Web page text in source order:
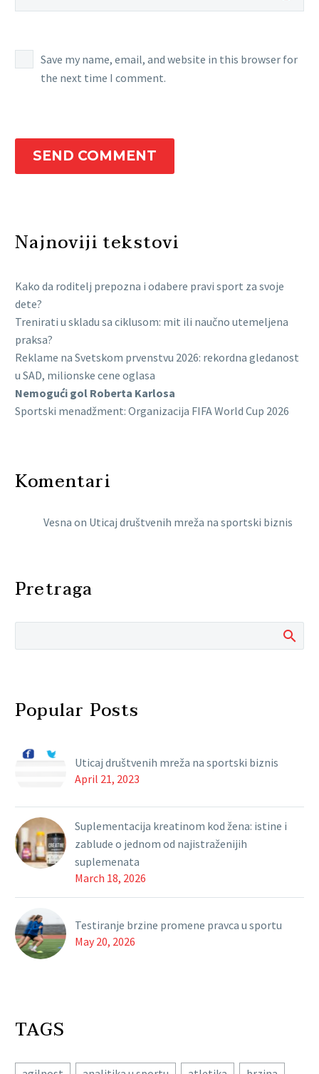
Save my name, email, and website in this browser for
the next time I comment.
SEND COMMENT
Najnoviji tekstovi
Kako da roditelj prepozna i odabere pravi sport za svoje
dete?
Trenirati u skladu sa ciklusom: mit ili naučno utemeljena
praksa?
Reklame na Svetskom prvenstvu 2026: rekordna gledanost
u SAD, milionske cene oglasa
Nemogući gol Roberta Karlosa
Sportski menadžment: Organizacija FIFA World Cup 2026
Komentari
Vesna on Uticaj društvenih mreža na sportski biznis
Pretraga
Popular Posts
Uticaj društvenih mreža na sportski biznis
April 21, 2023
Suplementacija kreatinom kod žena: istine i
zablude o jednom od najistraženijih
suplemenata
March 18, 2026
Testiranje brzine promene pravca u sportu
May 20, 2026
TAGS